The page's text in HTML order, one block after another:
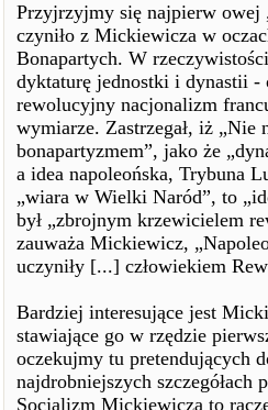
Przyjrzyjmy się najpierw owej
czyniło z Mickiewicza w
Bonapartych. W
dyktaturę jednostki i dynastii -
rewolucyjny nacjonalizm
wymiarze. Zastrzegał, iż „Nie
bonapartyzmem”, jako że
a idea napoleońska, Trybuna
„wiara w Wielki Naród”, to
był „zbrojnym krzewicielem
zauważa Mickiewicz,
uczyniły [...] człowiekiem
Bardziej interesujące jest
stawiające go w rzędzie
oczekujmy tu pretendujących
najdrobniejszych szczegółach
Socjalizm Mickiewicza to